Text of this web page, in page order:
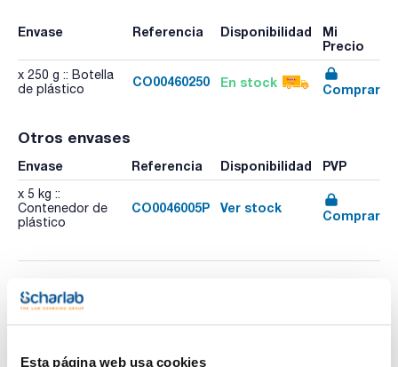
Esta página web usa cookies
Envase Referencia Disponibilidad
Mi
Precio
x 250 g :: Botella
de plástico
CO00460250 En stock Comprar
Otros envases
Envase Referencia Disponibilidad PVP
x 5 kg ::
Contenedor de
plástico
CO0046005P Ver stock
Comprar